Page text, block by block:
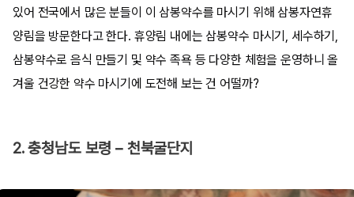
있어 전국에서 많은 분들이 이 삼봉약수를 마시기 위해 삼봉자연휴
양림을 방문한다고 한다. 휴양림 내에는 삼봉약수 마시기, 세수하기,
삼봉약수로 음식 만들기 및 약수 족욕 등 다양한 체험을 운영하니 올
겨울 건강한 약수 마시기에 도전해 보는 건 어떨까?
2. 충청남도 보령 – 천북굴단지